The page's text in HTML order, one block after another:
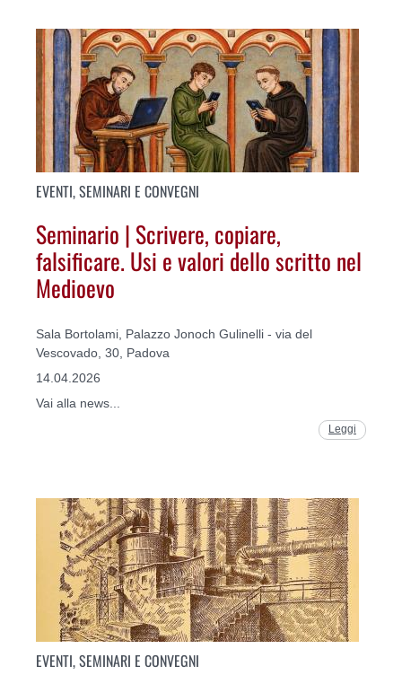
EVENTI, SEMINARI E CONVEGNI
Seminario | Scrivere, copiare,
falsificare. Usi e valori dello scritto nel
Medioevo
Sala Bortolami, Palazzo Jonoch Gulinelli - via del
Vescovado, 30, Padova
14.04.2026
Vai alla news...
Leggi
EVENTI, SEMINARI E CONVEGNI